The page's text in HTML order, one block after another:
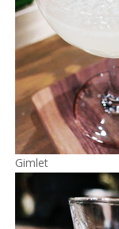
Gimlet